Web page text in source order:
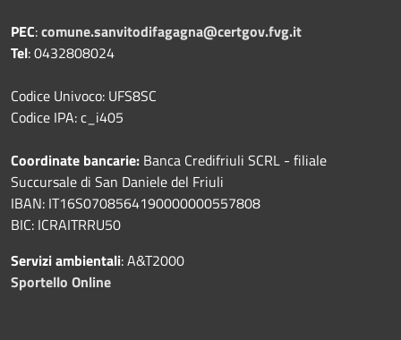
PEC:comune.sanvitodifagagna@certgov.fvg.it
Tel: 0432808024
Codice Univoco: UFS8SC
Codice IPA: c_i405
Coordinate bancarie: Banca Credifriuli SCRL - filiale
Succursale di San Daniele del Friuli
IBAN: IT16S0708564190000000557808
BIC: ICRAITRRU50
Servizi ambientali: A&T2000
Sportello Online